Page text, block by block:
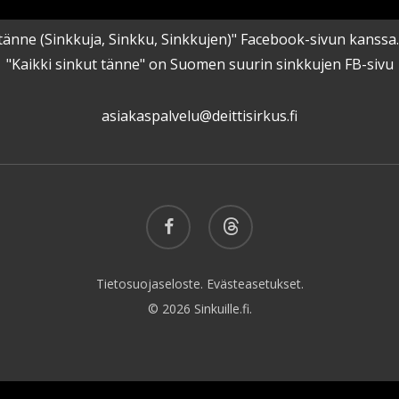
(Sinkkuja, Sinkku, Sinkkujen)" Facebook-sivun
"Kaikki sinkut tänne" on Suomen suurin sinkkujen FB-sivu
asiakaspalvelu@deittisirkus.fi
facebook threads
Tietosuojaseloste. Evästeasetukset.
© 2026 Sinkuille.fi.